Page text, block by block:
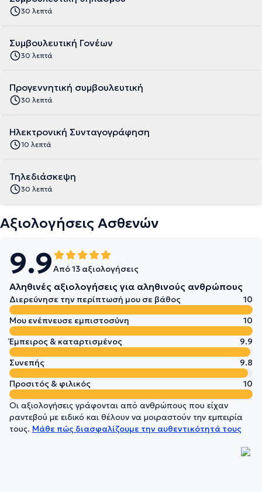
30 λεπτά
Συμβουλευτική Γονέων
30 λεπτά
Προγεννητική συμβουλευτική
30 λεπτά
Ηλεκτρονική Συνταγογράφηση
10 λεπτά
Τηλεδιάσκεψη
30 λεπτά
Αξιολογήσεις Ασθενών
9.9Από 13 αξιολογήσεις
Αληθινές αξιολογήσεις για αληθινούς ανθρώπους
Διερεύνησε την περίπτωσή μου σε βάθος
10
Μου ενέπνευσε εμπιστοσύνη
10
Έμπειρος & καταρτισμένος
9.9
Συνεπής
9.8
Προσιτός & φιλικός
10
Οι αξιολογήσεις γράφονται από ανθρώπους που είχαν
ραντεβού με ειδικό και θέλουν να μοιραστούν την εμπειρία
τους. Μάθε πώς διασφαλίζουμε την αυθεντικότητά τους